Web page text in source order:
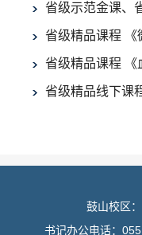
省级示范金课、
省级精品课程 《
省级精品课程 《
省级精品线下课
鼓山校区
书记办公电话：